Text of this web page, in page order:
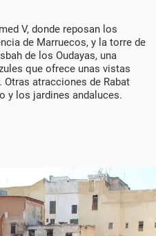
V, donde reposan los
de Marruecos, y la torre de
de los Oudayas, una
que ofrece unas vistas
Otras atracciones de Rabat
y los jardines andaluces.